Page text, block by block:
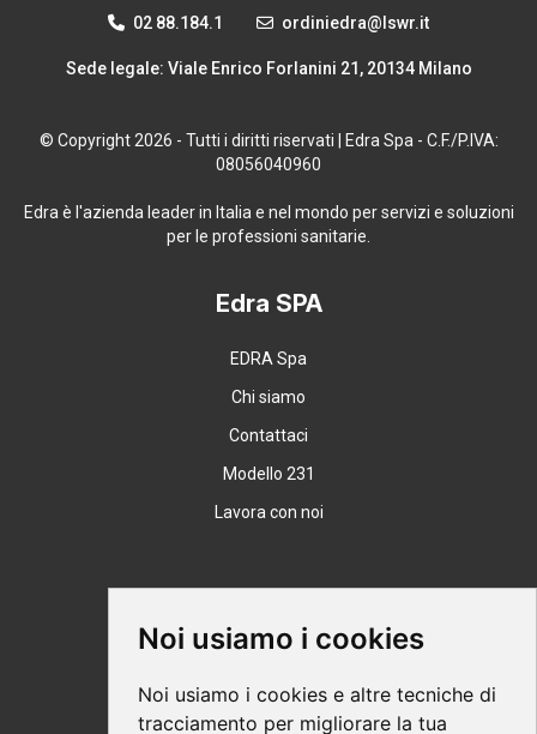
Noi usiamo i cookies
Noi usiamo i cookies e altre tecniche di
tracciamento per migliorare la tua
02 88.184.1 ordiniedra@lswr.it
Sede legale: Viale Enrico Forlanini 21, 20134 Milano
© Copyright 2026 - Tutti i diritti riservati | Edra Spa - C.F./P.IVA:
08056040960
Edra è l'azienda leader in Italia e nel mondo per servizi e soluzioni
per le professioni sanitarie.
Edra SPA
EDRA Spa
Chi siamo
Contattaci
Modello 231
Lavora con noi
Supporto
Modalità di acquisto